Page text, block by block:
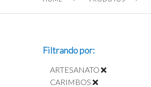
Filtrando por:
ARTESANATO
CARIMBOS